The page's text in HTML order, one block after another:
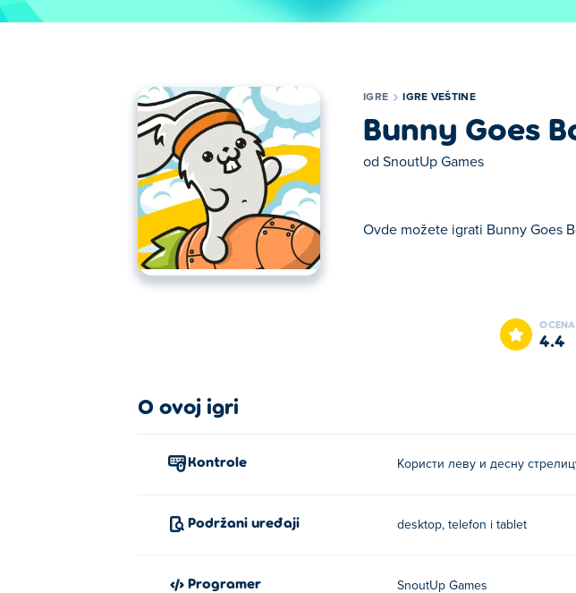
IGRE IGRE VEŠTINE
Bunny Goes
od SnoutUp Games
Ovde možete igrati Bunny Goes
Ovde možete igrati Bunny Goes Boom. Bunny Goes Boom je jedan
OCENA
4.4
O ovoj igri
Kontrole Користи леву и десну
Podržani uređaji desktop, telefon i tablet
Programer SnoutUp Games